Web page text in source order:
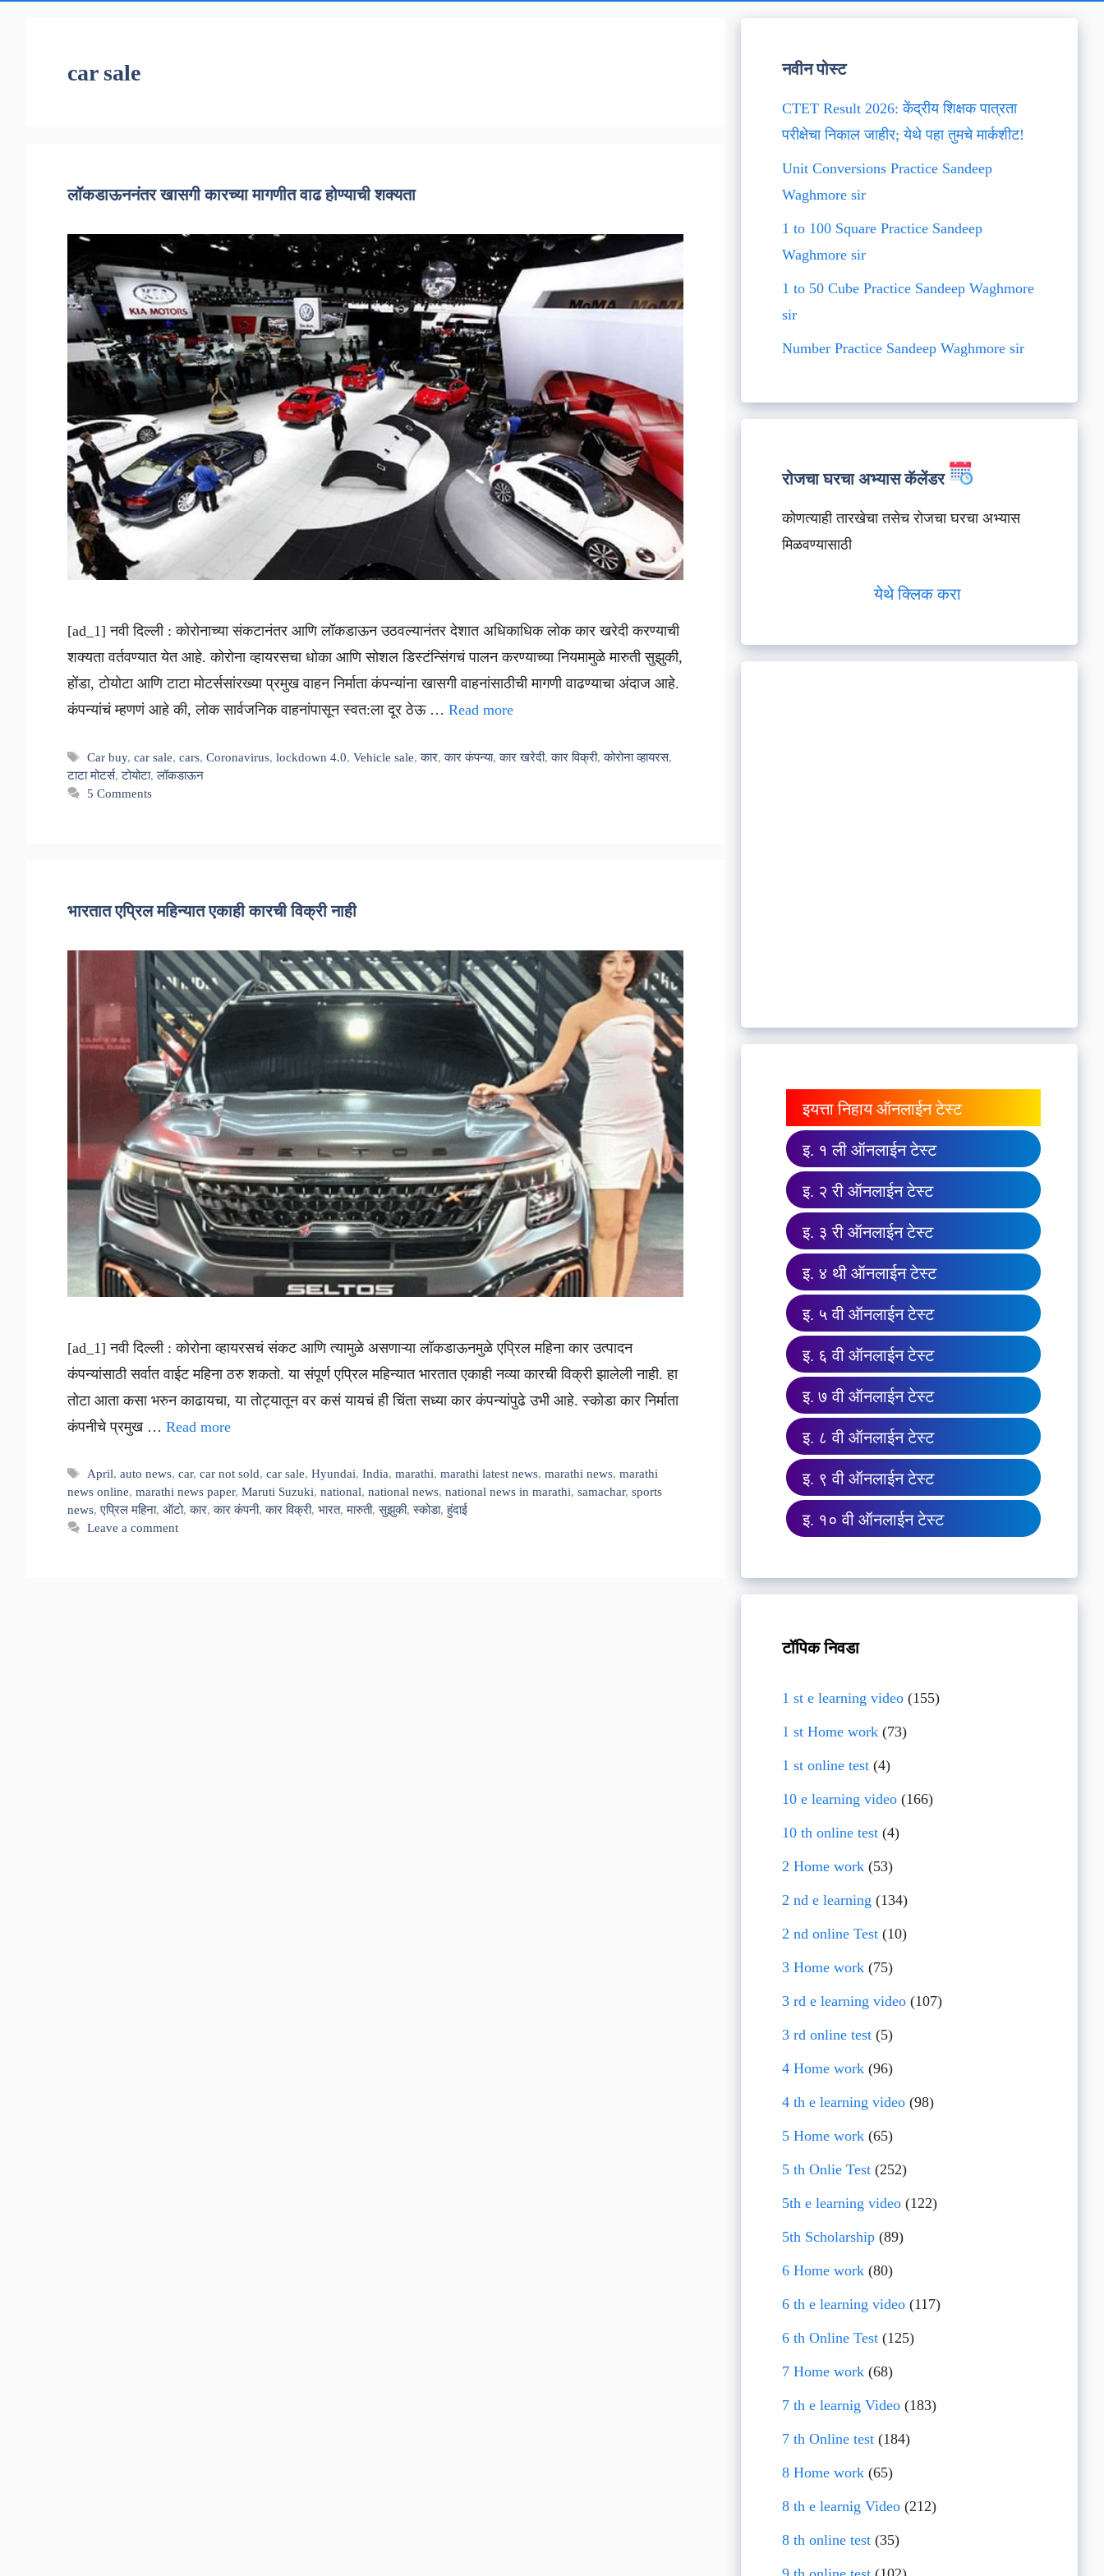
car sale
लॉकडाऊननंतर खासगी कारच्या मागणीत वाढ होण्याची शक्यता
[ad_1] नवी दिल्ली : कोरोनाच्या संकटानंतर आणि लॉकडाऊन उठवल्यानंतर देशात अधिकाधिक लोक कार खरेदी करण्याची
शक्यता वर्तवण्यात येत आहे. कोरोना व्हायरसचा धोका आणि सोशल डिस्टंन्सिंगचं पालन करण्याच्या नियमामुळे मारुती सुझुकी,
होंडा, टोयोटा आणि टाटा मोटर्ससांरख्या प्रमुख वाहन निर्माता कंपन्यांना खासगी वाहनांसाठीची मागणी वाढण्याचा अंदाज आहे.
कंपन्यांचं म्हणणं आहे की, लोक सार्वजनिक वाहनांपासून स्वत:ला दूर ठेऊ … Read more
Tags
Car buy,car sale,cars,Coronavirus,lockdown 4.0,Vehicle sale,कार,कार कंपन्या,कार खरेदी,कार विक्री,कोरोना व्हायरस,
टाटा मोटर्स,टोयोटा,लॉकडाऊन
5 Comments
भारतात एप्रिल महिन्यात एकाही कारची विक्री नाही
[ad_1] नवी दिल्ली : कोरोना व्हायरसचं संकट आणि त्यामुळे असणाऱ्या लॉकडाऊनमुळे एप्रिल महिना कार उत्पादन
कंपन्यांसाठी सर्वात वाईट महिना ठरु शकतो. या संपूर्ण एप्रिल महिन्यात भारतात एकाही नव्या कारची विक्री झालेली नाही. हा
तोटा आता कसा भरुन काढायचा, या तोट्यातून वर कसं यायचं ही चिंता सध्या कार कंपन्यांपुढे उभी आहे. स्कोडा कार निर्माता
कंपनीचे प्रमुख … Read more
Tags
April,auto news,car,car not sold,car sale,Hyundai,India,marathi,marathi latest news,marathi news,marathi
news online, marathi news paper, Maruti Suzuki, national, national news, national news in marathi, samachar, sports
news,एप्रिल महिना, ऑटो,कार,कार कंपनी,कार विक्री, भारत,मारुती,सुझुकी,स्कोडा,हुंदाई
Leave a comment
नवीन पोस्ट
CTET Result 2026: केंद्रीय शिक्षक पात्रता
परीक्षेचा निकाल जाहीर; येथे पहा तुमचे मार्कशीट!
Unit Conversions Practice Sandeep
Waghmore sir
1 to 100 Square Practice Sandeep
Waghmore sir
1 to 50 Cube Practice Sandeep Waghmore
sir
Number Practice Sandeep Waghmore sir
रोजचा घरचा अभ्यास कॅलेंडर
कोणत्याही तारखेचा तसेच रोजचा घरचा अभ्यास
मिळवण्यासाठी
येथे क्लिक करा
इयत्ता निहाय ऑनलाईन टेस्ट
इ. १ ली ऑनलाईन टेस्ट
इ. २ री ऑनलाईन टेस्ट
इ. ३ री ऑनलाईन टेस्ट
इ. ४ थी ऑनलाईन टेस्ट
इ. ५ वी ऑनलाईन टेस्ट
इ. ६ वी ऑनलाईन टेस्ट
इ. ७ वी ऑनलाईन टेस्ट
इ. ८ वी ऑनलाईन टेस्ट
इ. ९ वी ऑनलाईन टेस्ट
इ. १० वी ऑनलाईन टेस्ट
टॉपिक निवडा
1 st e learning video(155)
1 st Home work(73)
1 st online test(4)
10 e learning video(166)
10 th online test(4)
2 Home work(53)
2 nd e learning (134)
2 nd online Test(10)
3 Home work(75)
3 rd e learning video(107)
3 rd online test(5)
4 Home work(96)
4 th e learning video(98)
5 Home work(65)
5 th Onlie Test(252)
5th e learning video(122)
5th Scholarship(89)
6 Home work(80)
6 th e learning video(117)
6 th Online Test(125)
7 Home work(68)
7 th e learnig Video(183)
7 th Online test(184)
8 Home work(65)
8 th e learnig Video(212)
8 th online test(35)